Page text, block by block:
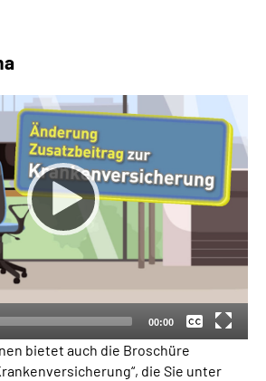
00:00
Keine
bietet auch die Broschüre
die Sie unter